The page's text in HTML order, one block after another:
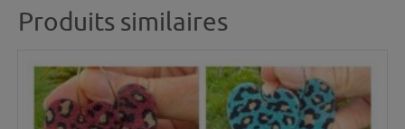
Produits similaires